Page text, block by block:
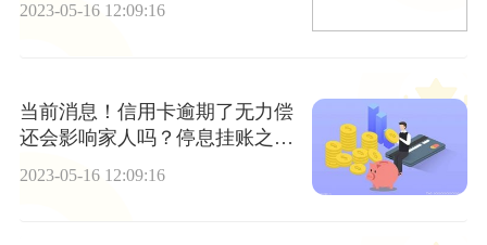
2023-05-16 12:09:16
当前消息！信用卡逾期了无力偿
还会影响家人吗？停息挂账之后
2023-05-16 12:09:16